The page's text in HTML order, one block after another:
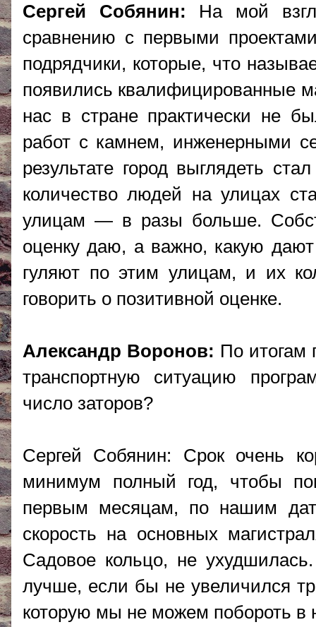
Сергей Собянин: На мой
сравнению с первыми
подрядчики, которые, что
появились квалифицированные
нас в стране практически не
работ с камнем, инженерными
результате город выглядеть
количество людей на улицах
улицам — в разы больше.
оценку даю, а важно, какую
гуляют по этим улицам, и их
говорить о позитивной оценке.
Александр Воронов: По итогам
транспортную ситуацию
число заторов?
Сергей Собянин: Срок очень
минимум полный год, чтобы
первым месяцам, по нашим
скорость на основных
Садовое кольцо, не
лучше, если бы не увеличился
которую мы не можем побороть